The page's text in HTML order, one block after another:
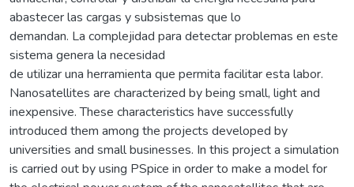
abastecer las cargas y subsistemas que lo
demandan. La complejidad para detectar problemas en este
sistema genera la necesidad
de utilizar una herramienta que permita facilitar esta labor.
Nanosatellites are characterized by being small, light and
inexpensive. These characteristics have successfully
introduced them among the projects developed by
universities and small businesses. In this project a simulation
is carried out by using PSpice in order to make a model for